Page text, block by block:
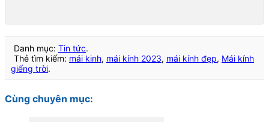
Danh mục: Tin tức.
Thẻ tìm kiếm: mái kinh, mái kính 2023, mái kính đẹp, Mái kính
giếng trời.
Cùng chuyên mục: